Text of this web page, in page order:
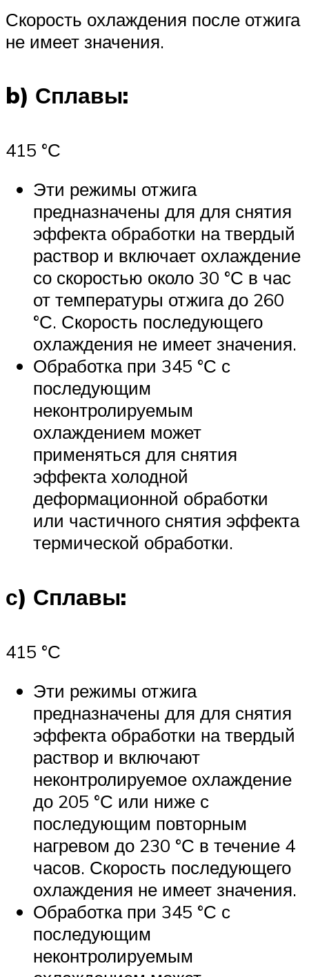
Скорость охлаждения после отжига
не имеет значения.
b) Сплавы:
415 °С
Эти режимы отжига
предназначены для для снятия
эффекта обработки на твердый
раствор и включает охлаждение
со скоростью около 30 °С в час
от температуры отжига до 260
°С. Скорость последующего
охлаждения не имеет значения.
Обработка при 345 °С с
последующим
неконтролируемым
охлаждением может
применяться для снятия
эффекта холодной
деформационной обработки
или частичного снятия эффекта
термической обработки.
с) Сплавы:
415 °С
Эти режимы отжига
предназначены для для снятия
эффекта обработки на твердый
раствор и включают
неконтролируемое охлаждение
до 205 °С или ниже с
последующим повторным
нагревом до 230 °С в течение 4
часов. Скорость последующего
охлаждения не имеет значения.
Обработка при 345 °С с
последующим
неконтролируемым